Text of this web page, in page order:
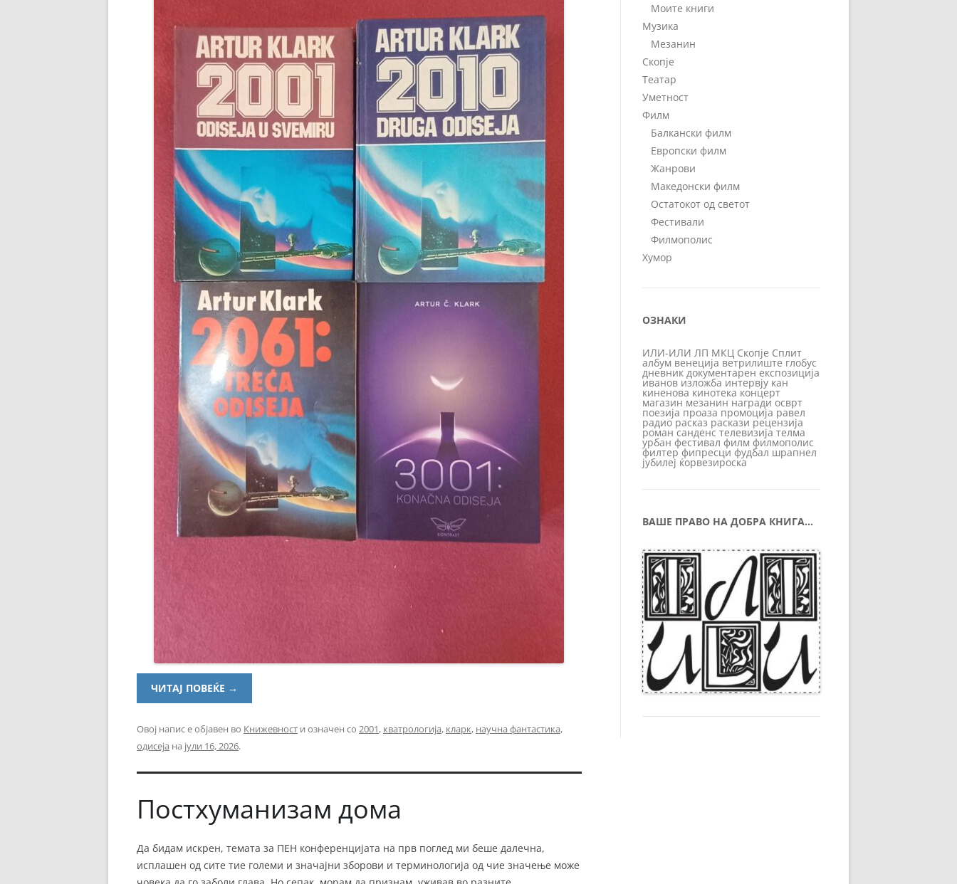
ЧИТАЈ ПОВЕЌЕ →
Овој напис е објавен во Книжевност и означен со 2001, кватрологија, кларк, научна фантастика,
одисеја на јули 16, 2026.
Постхуманизам дома
Да бидам искрен, темата за ПЕН конференцијата на прв поглед ми беше далечна,
исплашен од сите тие големи и значајни зборови и терминологија од чие значење може
Моите книги
Музика
Мезанин
Скопје
Театар
Уметност
Филм
Балкански филм
Европски филм
Жанрови
Македонски филм
Остатокот од светот
Фестивали
Филмополис
Хумор
ОЗНАКИ
ИЛИ-ИЛИ ЛП МКЦ Скопје Сплит
албум венеција ветрилиште глобус
дневник документарен експозиција
иванов изложба интервју кан
киненова кинотека концерт
магазин мезанин награди осврт
поезија проаза промоција равел
радио расказ раскази рецензија
роман санденс телевизија телма
урбан фестивал филм филмополис
филтер фипресци фудбал шрапнел
јубилеј ќорвезироска
ВАШЕ ПРАВО НА ДОБРА КНИГА…